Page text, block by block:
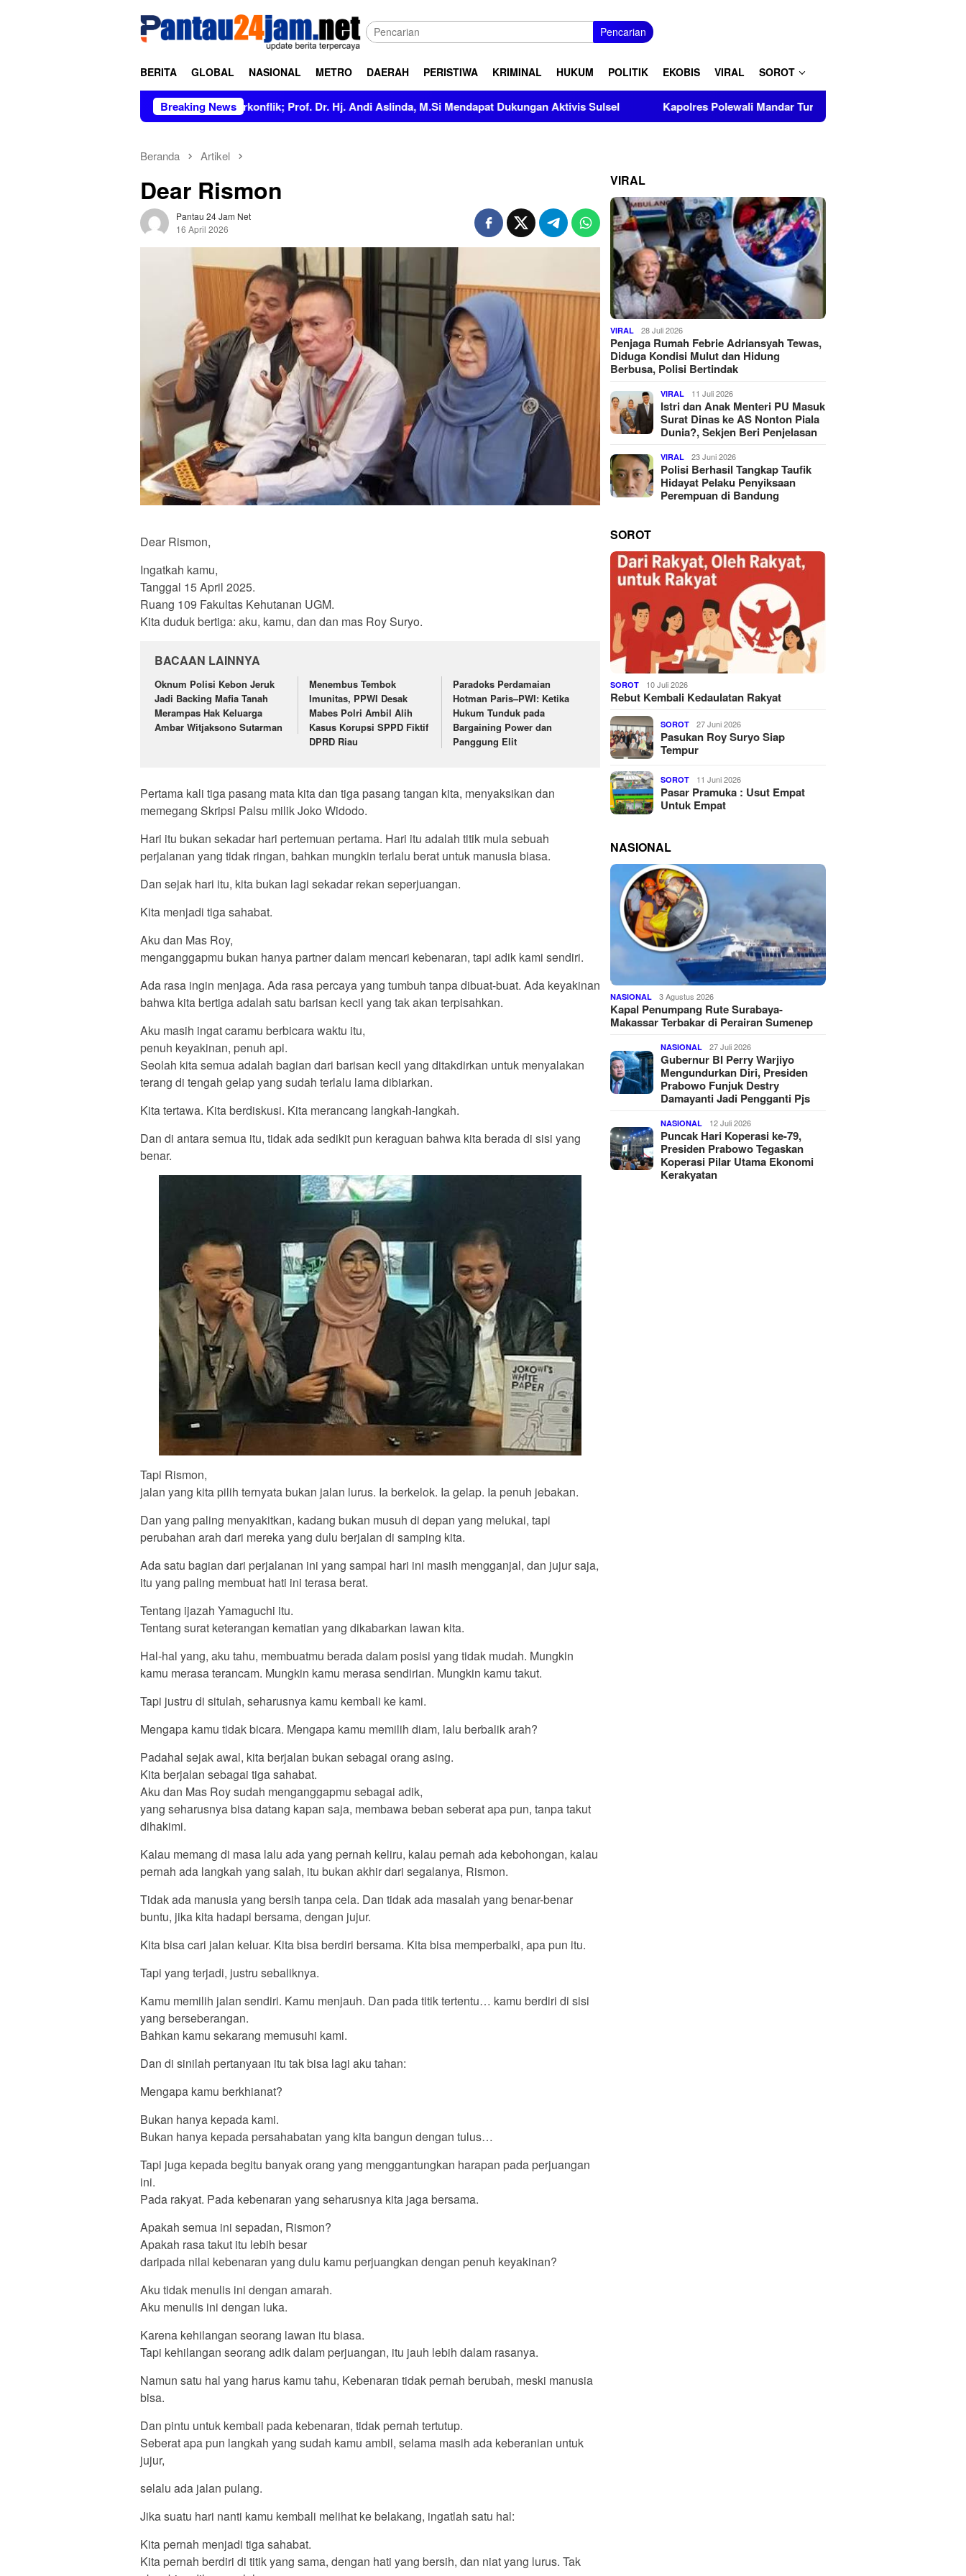
Pencarian
BERITA GLOBAL NASIONAL METRO DAERAH PERISTIWA KRIMINAL HUKUM POLITIK EKOBIS VIRAL SOROT
Breaking News
Figur Bersih dan Tidak Berkonflik; Prof. Dr. Hj. Andi Aslinda, M.Si Mendapat Dukungan Aktivis Sulsel Kapolres Polewali Mandar Turut Musnahkan Barang Bukti Perkara Inkrah di
Beranda Artikel
Dear Rismon
Pantau 24 Jam Net
16 April 2026
Dear Rismon,
Ingatkah kamu,
Tanggal 15 April 2025.
Ruang 109 Fakultas Kehutanan UGM.
Kita duduk bertiga: aku, kamu, dan dan mas Roy Suryo.
BACAAN LAINNYA
Oknum Polisi Kebon Jeruk
Jadi Backing Mafia Tanah
Merampas Hak Keluarga
Ambar Witjaksono Sutarman
Menembus Tembok
Imunitas, PPWI Desak
Mabes Polri Ambil Alih
Kasus Korupsi SPPD Fiktif
DPRD Riau
Paradoks Perdamaian
Hotman Paris–PWI: Ketika
Hukum Tunduk pada
Bargaining Power dan
Panggung Elit
Pertama kali tiga pasang mata kita dan tiga pasang tangan kita, menyaksikan dan
memegang Skripsi Palsu milik Joko Widodo.
Hari itu bukan sekadar hari pertemuan pertama. Hari itu adalah titik mula sebuah
perjalanan yang tidak ringan, bahkan mungkin terlalu berat untuk manusia biasa.
Dan sejak hari itu, kita bukan lagi sekadar rekan seperjuangan.
Kita menjadi tiga sahabat.
Aku dan Mas Roy,
menganggapmu bukan hanya partner dalam mencari kebenaran, tapi adik kami sendiri.
Ada rasa ingin menjaga. Ada rasa percaya yang tumbuh tanpa dibuat-buat. Ada keyakinan
bahwa kita bertiga adalah satu barisan kecil yang tak akan terpisahkan.
Aku masih ingat caramu berbicara waktu itu,
penuh keyakinan, penuh api.
Seolah kita semua adalah bagian dari barisan kecil yang ditakdirkan untuk menyalakan
terang di tengah gelap yang sudah terlalu lama dibiarkan.
Kita tertawa. Kita berdiskusi. Kita merancang langkah-langkah.
Dan di antara semua itu, tidak ada sedikit pun keraguan bahwa kita berada di sisi yang
benar.
Tapi Rismon,
jalan yang kita pilih ternyata bukan jalan lurus. Ia berkelok. Ia gelap. Ia penuh jebakan.
Dan yang paling menyakitkan, kadang bukan musuh di depan yang melukai, tapi
perubahan arah dari mereka yang dulu berjalan di samping kita.
Ada satu bagian dari perjalanan ini yang sampai hari ini masih mengganjal, dan jujur saja,
itu yang paling membuat hati ini terasa berat.
Tentang ijazah Yamaguchi itu.
Tentang surat keterangan kematian yang dikabarkan lawan kita.
Hal-hal yang, aku tahu, membuatmu berada dalam posisi yang tidak mudah. Mungkin
kamu merasa terancam. Mungkin kamu merasa sendirian. Mungkin kamu takut.
Tapi justru di situlah, seharusnya kamu kembali ke kami.
Mengapa kamu tidak bicara. Mengapa kamu memilih diam, lalu berbalik arah?
Padahal sejak awal, kita berjalan bukan sebagai orang asing.
Kita berjalan sebagai tiga sahabat.
Aku dan Mas Roy sudah menganggapmu sebagai adik,
yang seharusnya bisa datang kapan saja, membawa beban seberat apa pun, tanpa takut
dihakimi.
Kalau memang di masa lalu ada yang pernah keliru, kalau pernah ada kebohongan, kalau
pernah ada langkah yang salah, itu bukan akhir dari segalanya, Rismon.
Tidak ada manusia yang bersih tanpa cela. Dan tidak ada masalah yang benar-benar
buntu, jika kita hadapi bersama, dengan jujur.
Kita bisa cari jalan keluar. Kita bisa berdiri bersama. Kita bisa memperbaiki, apa pun itu.
Tapi yang terjadi, justru sebaliknya.
Kamu memilih jalan sendiri. Kamu menjauh. Dan pada titik tertentu… kamu berdiri di sisi
yang berseberangan.
Bahkan kamu sekarang memusuhi kami.
Dan di sinilah pertanyaan itu tak bisa lagi aku tahan:
Mengapa kamu berkhianat?
Bukan hanya kepada kami.
Bukan hanya kepada persahabatan yang kita bangun dengan tulus…
Tapi juga kepada begitu banyak orang yang menggantungkan harapan pada perjuangan
ini.
Pada rakyat. Pada kebenaran yang seharusnya kita jaga bersama.
Apakah semua ini sepadan, Rismon?
Apakah rasa takut itu lebih besar
daripada nilai kebenaran yang dulu kamu perjuangkan dengan penuh keyakinan?
Aku tidak menulis ini dengan amarah.
Aku menulis ini dengan luka.
Karena kehilangan seorang lawan itu biasa.
Tapi kehilangan seorang adik dalam perjuangan, itu jauh lebih dalam rasanya.
Namun satu hal yang harus kamu tahu, Kebenaran tidak pernah berubah, meski manusia
bisa.
Dan pintu untuk kembali pada kebenaran, tidak pernah tertutup.
Seberat apa pun langkah yang sudah kamu ambil, selama masih ada keberanian untuk
jujur,
selalu ada jalan pulang.
Jika suatu hari nanti kamu kembali melihat ke belakang, ingatlah satu hal:
Kita pernah menjadi tiga sahabat.
Kita pernah berdiri di titik yang sama, dengan hati yang bersih, dan niat yang lurus. Tak
VIRAL
VIRAL 28 Juli 2026
Penjaga Rumah Febrie Adriansyah Tewas,
Diduga Kondisi Mulut dan Hidung
Berbusa, Polisi Bertindak
VIRAL 11 Juli 2026
Istri dan Anak Menteri PU Masuk
Surat Dinas ke AS Nonton Piala
Dunia?, Sekjen Beri Penjelasan
VIRAL 23 Juni 2026
Polisi Berhasil Tangkap Taufik
Hidayat Pelaku Penyiksaan
Perempuan di Bandung
SOROT
SOROT 10 Juli 2026
Rebut Kembali Kedaulatan Rakyat
SOROT 27 Juni 2026
Pasukan Roy Suryo Siap
Tempur
SOROT 11 Juni 2026
Pasar Pramuka : Usut Empat
Untuk Empat
NASIONAL
NASIONAL 3 Agustus 2026
Kapal Penumpang Rute Surabaya-
Makassar Terbakar di Perairan Sumenep
NASIONAL 27 Juli 2026
Gubernur BI Perry Warjiyo
Mengundurkan Diri, Presiden
Prabowo Funjuk Destry
Damayanti Jadi Pengganti Pjs
NASIONAL 12 Juli 2026
Puncak Hari Koperasi ke-79,
Presiden Prabowo Tegaskan
Koperasi Pilar Utama Ekonomi
Kerakyatan